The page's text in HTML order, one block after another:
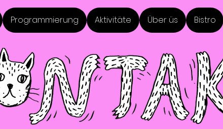
Programmierung Aktivitäte Über üs Bistro